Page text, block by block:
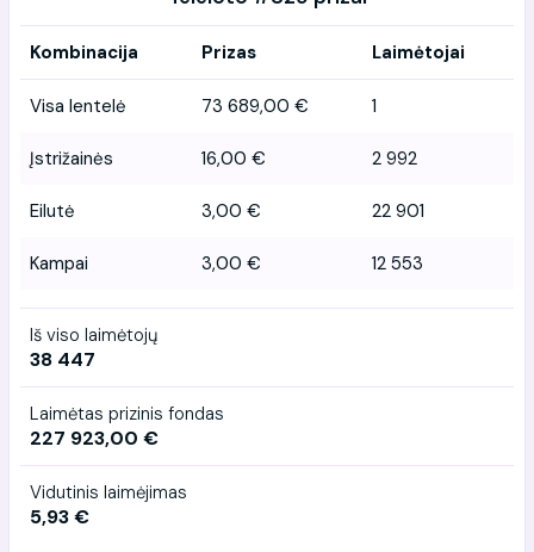
Kombinacija Prizas Laimėtojai
Visa lentelė 73 689,00 € 1
Įstrižainės 16,00 € 2 992
Eilutė 3,00 € 22 901
Kampai 3,00 € 12 553
Iš viso laimėtojų
38 447
Laimėtas prizinis fondas
227 923,00 €
Vidutinis laimėjimas
5,93 €